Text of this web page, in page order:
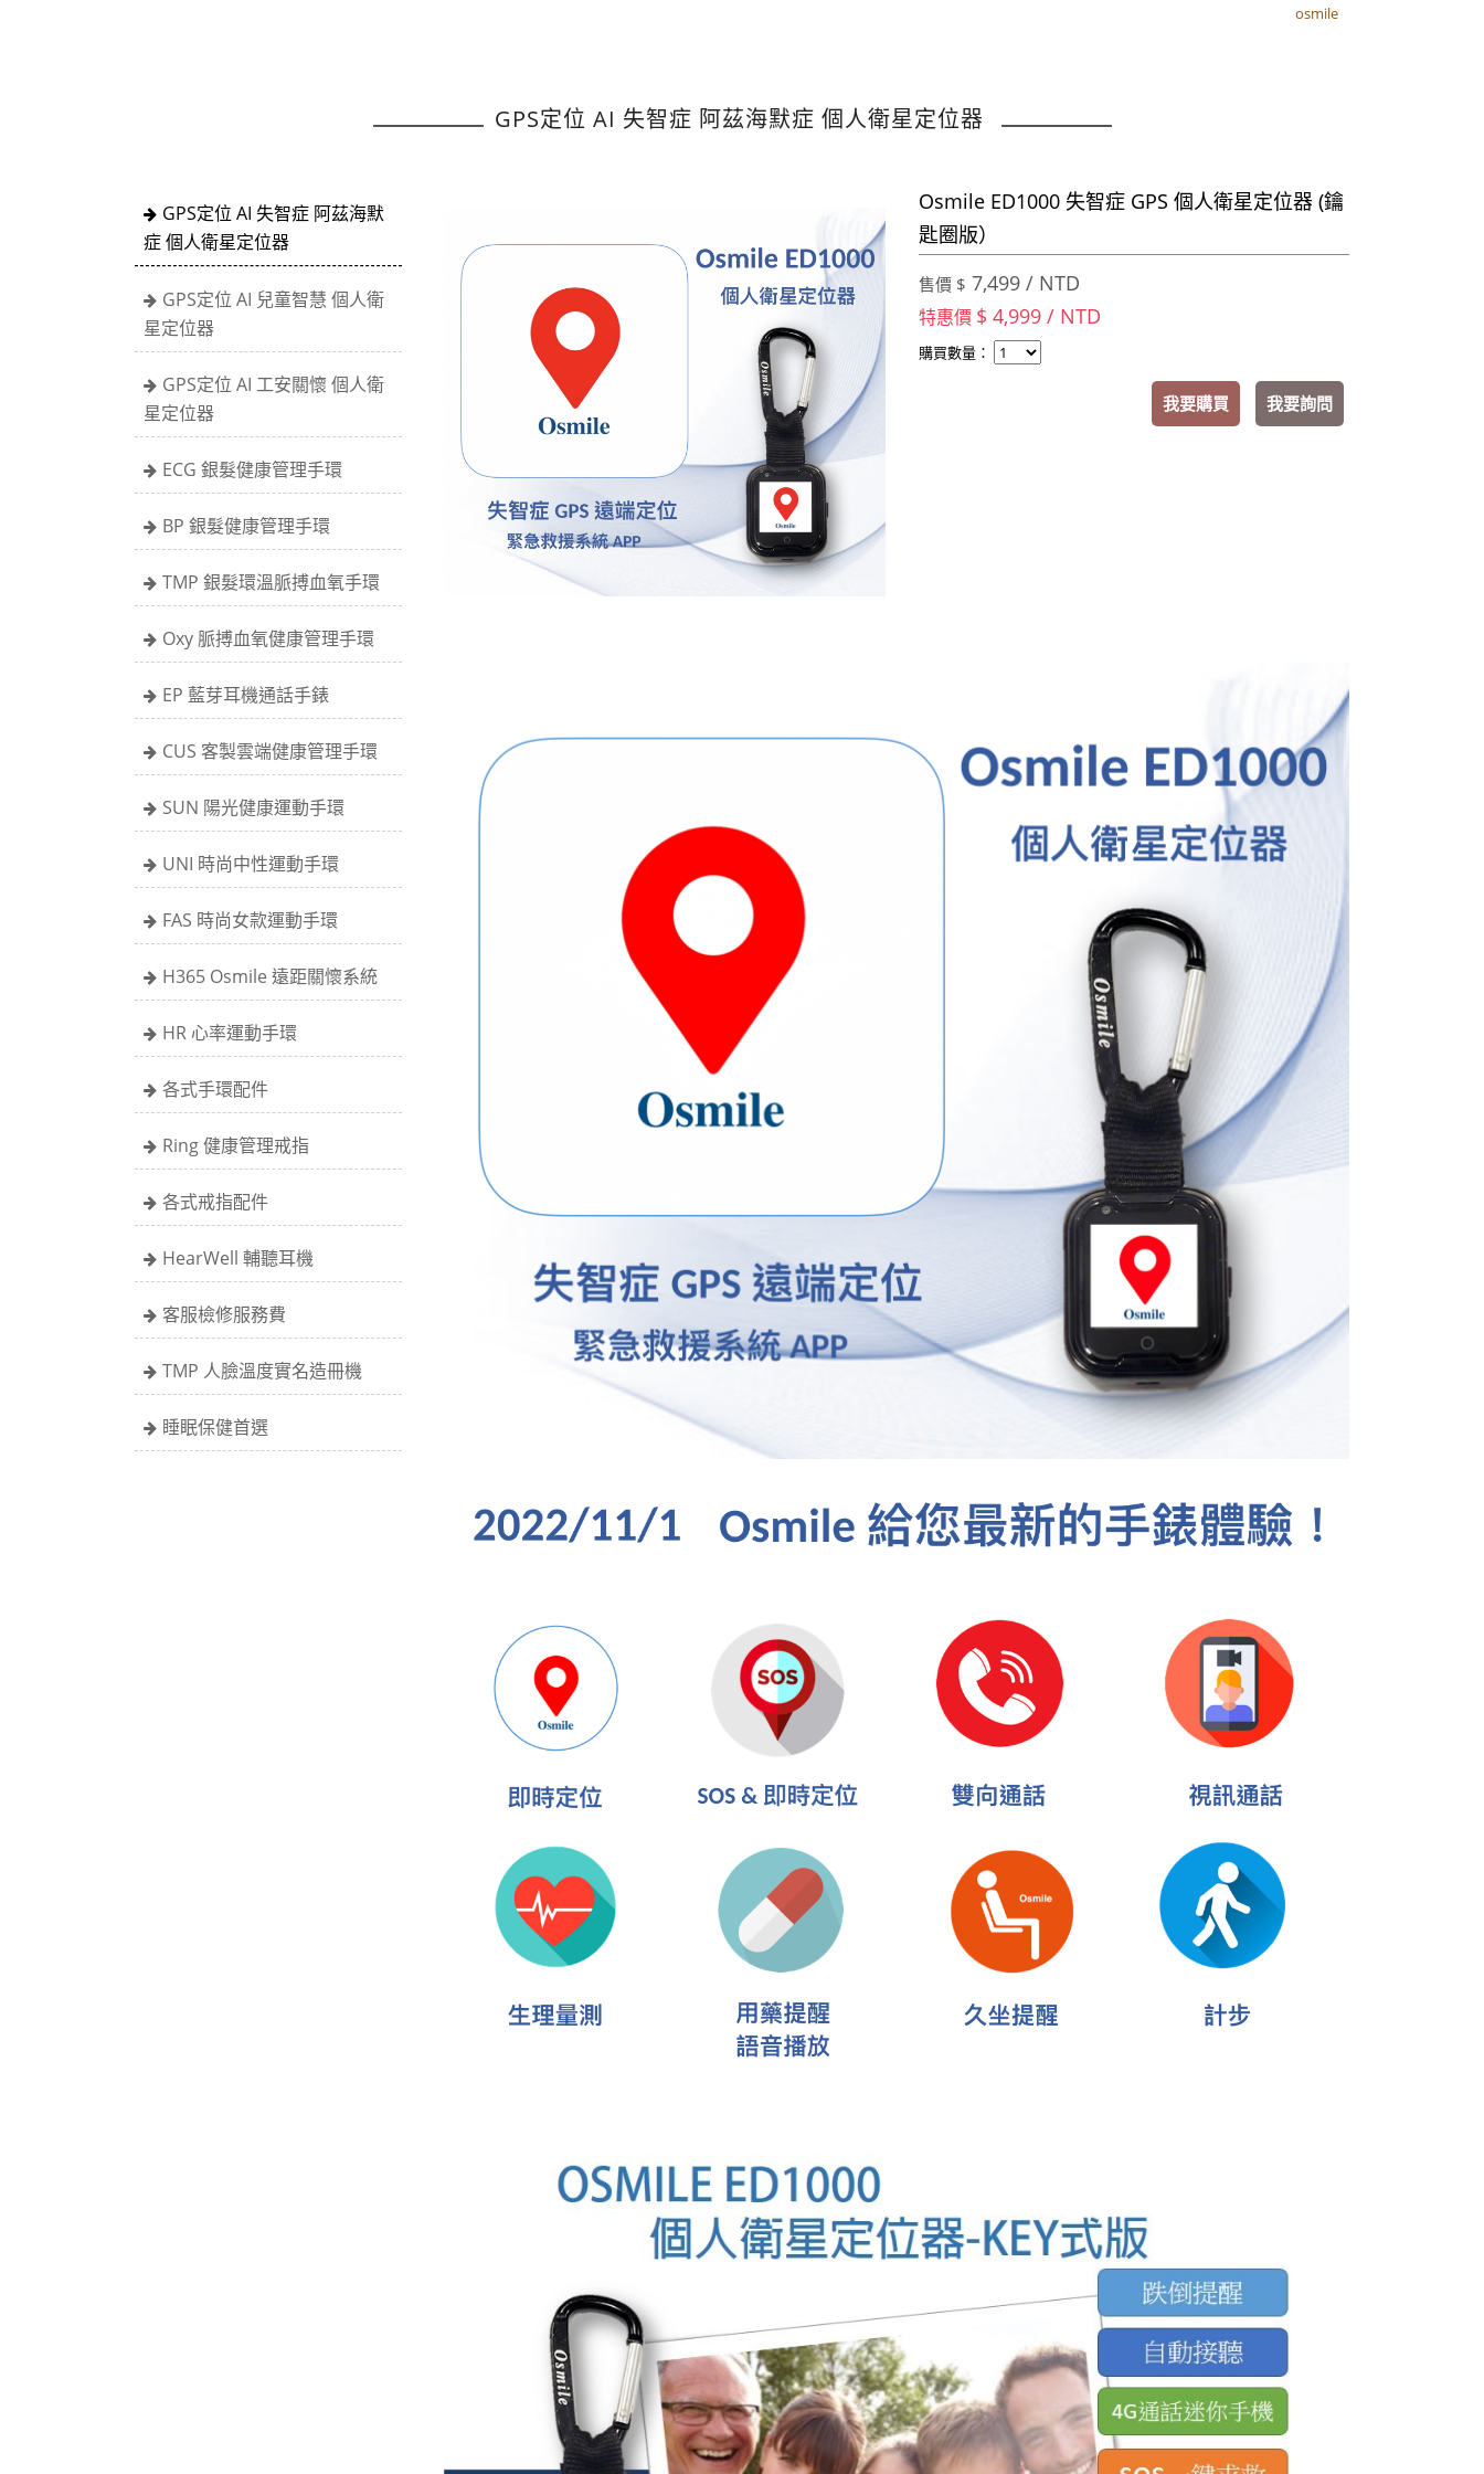
osmile
GPS定位 AI 失智症 阿茲海默症 個人衛星定位器
GPS定位 AI 失智症 阿茲海默
症 個人衛星定位器
GPS定位 AI 兒童智慧 個人衛
星定位器
GPS定位 AI 工安關懷 個人衛
星定位器
ECG 銀髮健康管理手環
BP 銀髮健康管理手環
TMP 銀髮環溫脈搏血氧手環
Oxy 脈搏血氧健康管理手環
EP 藍芽耳機通話手錶
CUS 客製雲端健康管理手環
SUN 陽光健康運動手環
UNI 時尚中性運動手環
FAS 時尚女款運動手環
H365 Osmile 遠距關懷系統
HR 心率運動手環
各式手環配件
Ring 健康管理戒指
各式戒指配件
HearWell 輔聽耳機
客服檢修服務費
TMP 人臉溫度實名造冊機
睡眠保健首選
Osmile ED1000 失智症 GPS 個人衛星定位器 (鑰
匙圈版）
售價 $ 7,499 / NTD
特惠價 $ 4,999 / NTD
購買數量：
我要購買 我要詢問